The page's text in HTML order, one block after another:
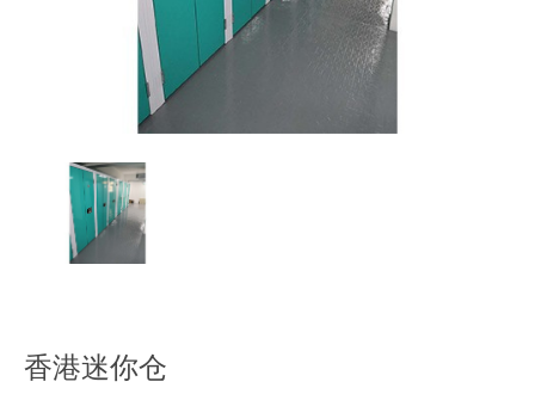
香港迷你仓